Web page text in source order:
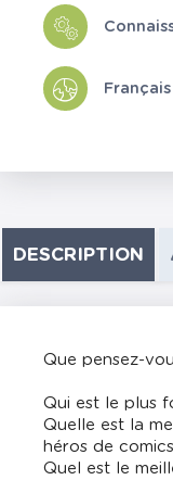
Français
DESCRIPTION
Que pensez-
Qui est le plus
Quelle est la
héros de
Quel est le